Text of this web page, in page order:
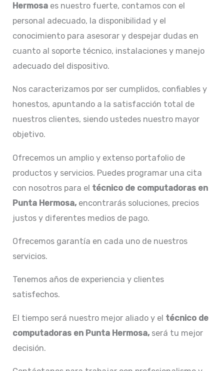
Hermosa es nuestro fuerte, contamos con el
personal adecuado, la disponibilidad y el
conocimiento para asesorar y despejar dudas en
cuanto al soporte técnico, instalaciones y manejo
adecuado del dispositivo.
Nos caracterizamos por ser cumplidos, confiables y
honestos, apuntando a la satisfacción total de
nuestros clientes, siendo ustedes nuestro mayor
objetivo.
Ofrecemos un amplio y extenso portafolio de
productos y servicios. Puedes programar una cita
con nosotros para el técnico de computadoras en
Punta Hermosa, encontrarás soluciones, precios
justos y diferentes medios de pago.
Ofrecemos garantía en cada uno de nuestros
servicios.
Tenemos años de experiencia y clientes
satisfechos.
El tiempo será nuestro mejor aliado y el técnico de
computadoras en Punta Hermosa, será tu mejor
decisión.